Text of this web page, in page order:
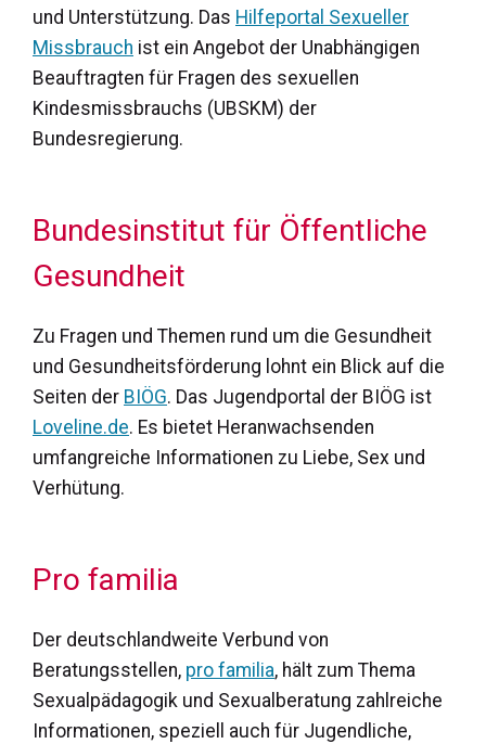
und Unterstützung. Das Hilfeportal Sexueller
Missbrauch ist ein Angebot der Unabhängigen
Beauftragten für Fragen des sexuellen
Kindesmissbrauchs (UBSKM) der
Bundesregierung.
Bundesinstitut für Öffentliche
Gesundheit
Zu Fragen und Themen rund um die Gesundheit
und Gesundheitsförderung lohnt ein Blick auf die
Seiten der BIÖG. Das Jugendportal der BIÖG ist
Loveline.de. Es bietet Heranwachsenden
umfangreiche Informationen zu Liebe, Sex und
Verhütung.
Pro familia
Der deutschlandweite Verbund von
Beratungsstellen, pro familia, hält zum Thema
Sexualpädagogik und Sexualberatung zahlreiche
Informationen, speziell auch für Jugendliche,